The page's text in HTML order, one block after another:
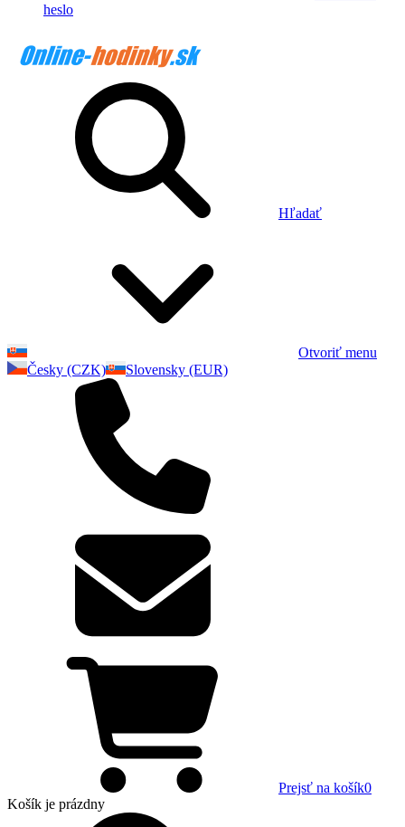
heslo
Hľadať
Otvoriť menu
Česky (CZK)
Slovensky (EUR)
Prejsť na košík0
Košík je prázdny